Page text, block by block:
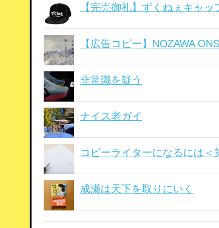
【完売御礼】ずくねぇキャッ
【広告コピー】NOZAWA
非常識を疑う
ナイス老ガイ
コピーライターになるには＜
成瀬は天下を取りにいく